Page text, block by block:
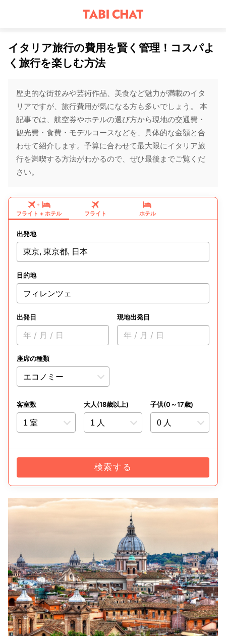
イタリア旅行の費用を賢く管理！コスパよ
く旅行を楽しむ方法
歴史的な街並みや芸術作品、美食など魅力が満載のイタ
リアですが、旅行費用が気になる方も多いでしょう。 本
記事では、航空券やホテルの選び方から現地の交通費・
観光費・食費・モデルコースなどを、具体的な金額と合
わせて紹介します。予算に合わせて最大限にイタリア旅
行を満喫する方法がわかるので、ぜひ最後までご覧くだ
さい。
+
フライト + ホテル フライト ホテル
出発地
東京, 東京都, 日本
目的地
フィレンツェ
出発日
年 / 月 / 日
現地出発日
年 / 月 / 日
座席の種類
客室数 大人(18歳以上) 子供(0～17歳)
検索する